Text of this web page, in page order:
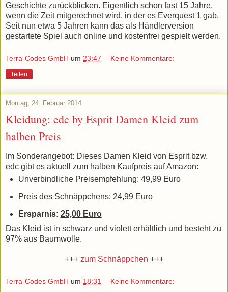
Geschichte zurückblicken. Eigentlich schon fast 15 Jahre,
wenn die Zeit mitgerechnet wird, in der es Everquest 1 gab.
Seit nun etwa 5 Jahren kann das als Händlerversion
gestartete Spiel auch online und kostenfrei gespielt werden.
Terra-Codes GmbH um 23:47 Keine Kommentare:
Teilen
Montag, 24. Februar 2014
Kleidung: edc by Esprit Damen Kleid zum
halben Preis
Im Sonderangebot: Dieses Damen Kleid von Esprit bzw.
edc gibt es aktuell zum halben Kaufpreis auf Amazon:
Unverbindliche Preisempfehlung: 49,99 Euro
Preis des Schnäppchens: 24,99 Euro
Ersparnis: 25,00 Euro
Das Kleid ist in schwarz und violett erhältlich und besteht zu
97% aus Baumwolle.
+++ zum Schnäppchen +++
Terra-Codes GmbH um 18:31 Keine Kommentare: